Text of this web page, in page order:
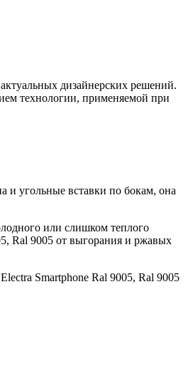
дизайнерских решений.
технологии, применяемой при
и угольные вставки по бокам, она
или слишком теплого
Ral 9005 от выгорания и ржавых
Smartphone Ral 9005, Ral 9005